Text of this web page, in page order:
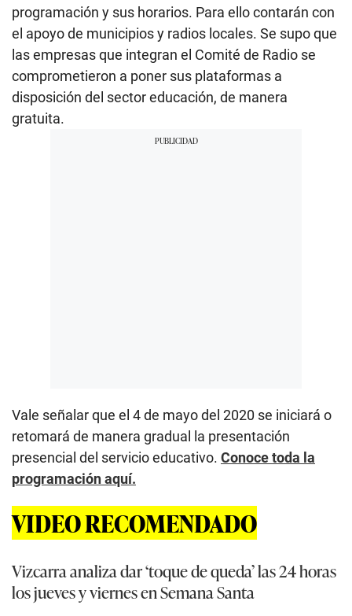
programación y sus horarios. Para ello contarán con
el apoyo de municipios y radios locales. Se supo que
las empresas que integran el Comité de Radio se
comprometieron a poner sus plataformas a
disposición del sector educación, de manera
gratuita.
Vale señalar que el 4 de mayo del 2020 se iniciará o
retomará de manera gradual la presentación
presencial del servicio educativo. Conoce toda la
programación aquí.
VIDEO RECOMENDADO
Vizcarra analiza dar ‘toque de queda’ las 24 horas
los jueves y viernes en Semana Santa